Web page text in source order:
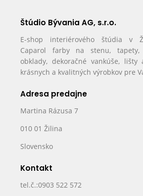
Štúdio Bývania AG, s.r.o.
E-shop interiérového štúdia v
Caparol farby na stenu, tapety,
obklady, dekoračné vankúše,
krásnych a kvalitných výrobkov pre
Adresa predajne
Martina Rázusa 7
010 01 Žilina
Slovensko
Kontakt
tel.č.:0903 522 572